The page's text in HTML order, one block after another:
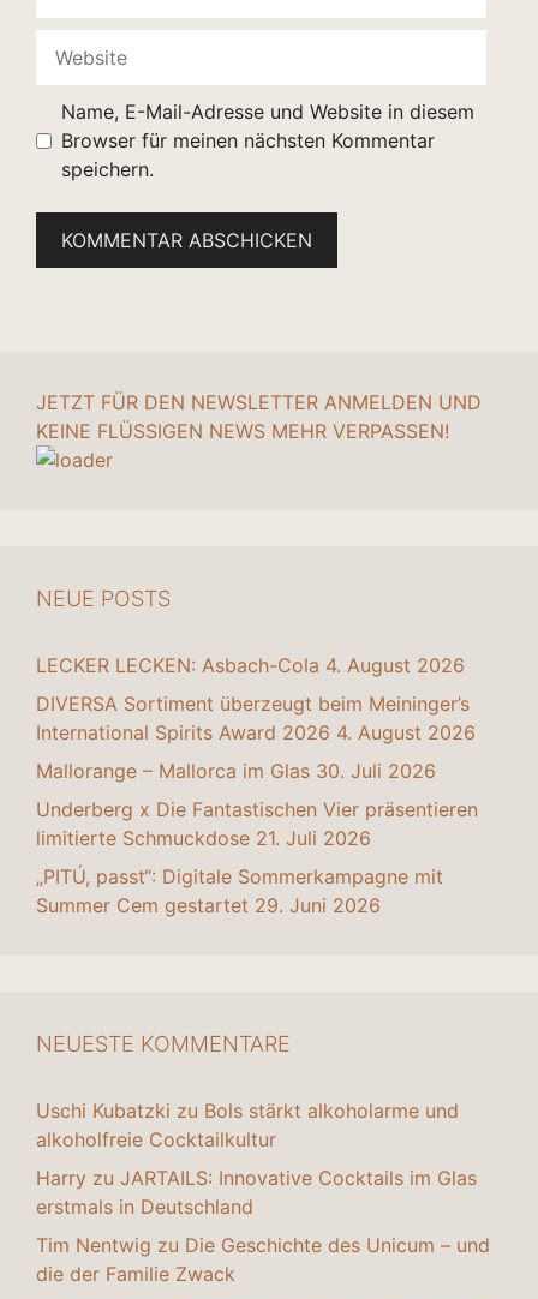
Mail
Name, E-Mail-Adresse und Website in diesem
Browser für meinen nächsten Kommentar
speichern.
JETZT FÜR DEN NEWSLETTER ANMELDEN UND
KEINE FLÜSSIGEN NEWS MEHR VERPASSEN!
NEUE POSTS
LECKER LECKEN: Asbach-Cola 4. August 2026
DIVERSA Sortiment überzeugt beim Meininger’s
International Spirits Award 2026 4. August 2026
Mallorange – Mallorca im Glas 30. Juli 2026
Underberg x Die Fantastischen Vier präsentieren
limitierte Schmuckdose 21. Juli 2026
„PITÚ, passt“: Digitale Sommerkampagne mit
Summer Cem gestartet 29. Juni 2026
NEUESTE KOMMENTARE
Uschi Kubatzki zu Bols stärkt alkoholarme und
alkoholfreie Cocktailkultur
Harry zu JARTAILS: Innovative Cocktails im Glas
erstmals in Deutschland
Tim Nentwig zu Die Geschichte des Unicum – und
die der Familie Zwack